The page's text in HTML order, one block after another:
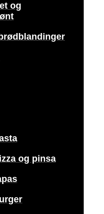
og
og pinsa